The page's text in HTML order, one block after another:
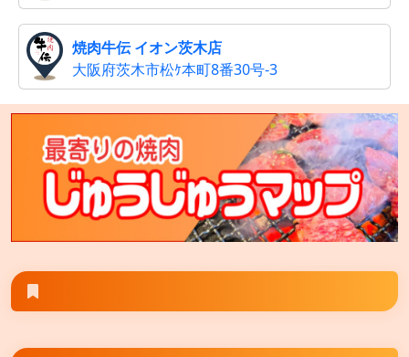
焼肉牛伝 イオン茨木店
大阪府茨木市松ｹ本町8番30号-3